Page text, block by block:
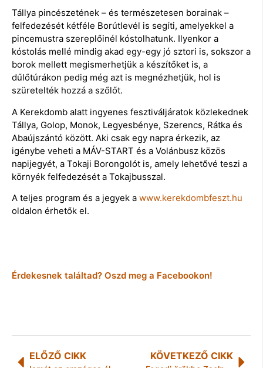
Tállya pincészetének – és természetesen borainak –
felfedezését kétféle Borútlevél is segíti, amelyekkel a
pincemustra szereplőinél kóstolhatunk. Ilyenkor a
kóstolás mellé mindig akad egy-egy jó sztori is, sokszor a
borok mellett megismerhetjük a készítőket is, a
dűlőtúrákon pedig még azt is megnézhetjük, hol is
szüretelték hozzá a szőlőt.
A Kerekdomb alatt ingyenes fesztiváljáratok közlekednek
Tállya, Golop, Monok, Legyesbénye, Szerencs, Rátka és
Abaújszántó között. Aki csak egy napra érkezik, az
igénybe veheti a MÁV-START és a Volánbusz közös
napijegyét, a Tokaji Borongolót is, amely lehetővé teszi a
környék felfedezését a Tokajbusszal.
A teljes program és a jegyek a www.kerekdombfeszt.hu
oldalon érhetők el.
Érdekesnek találtad? Oszd meg a Facebookon!
ELŐZŐ CIKK KÖVETKEZŐ CIKK